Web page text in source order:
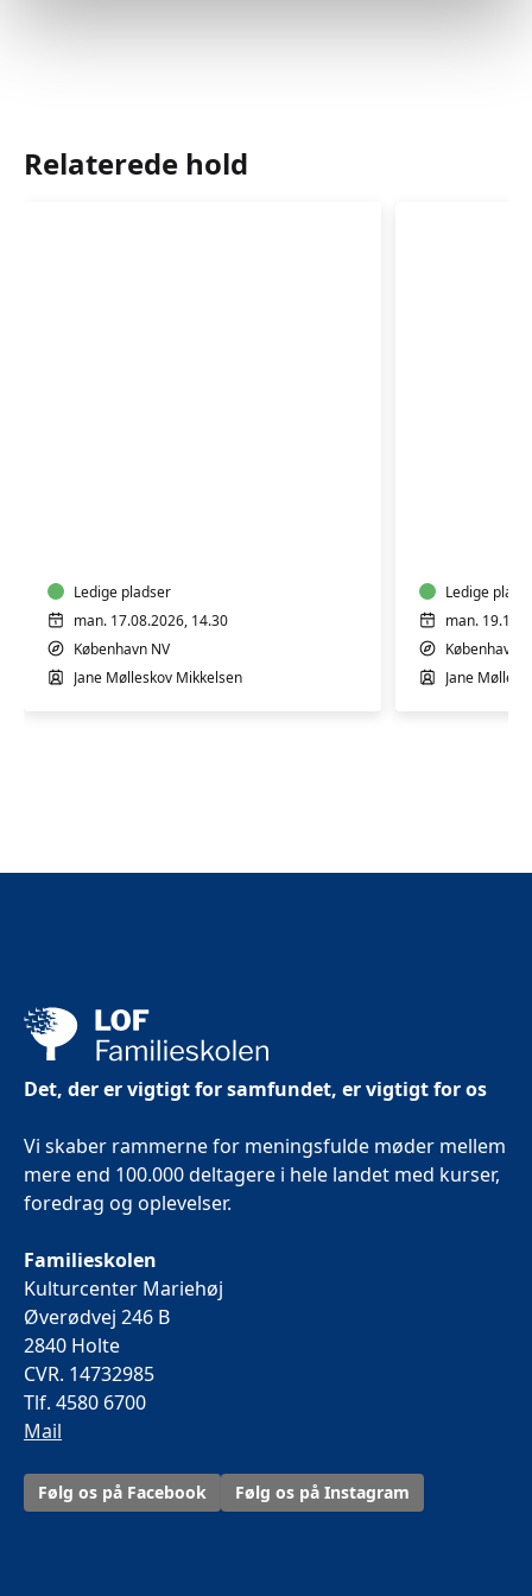
Relaterede hold
Ledige pladser
man. 17.08.2026, 14.30
København NV
Jane Mølleskov Mikkelsen
Ledige
man.
København
Jane
Det, der er vigtigt for samfundet, er vigtigt for os
Vi skaber rammerne for meningsfulde møder mellem
mere end 100.000 deltagere i hele landet med kurser,
foredrag og oplevelser.
Familieskolen
Kulturcenter Mariehøj
Øverødvej 246 B
2840 Holte
CVR. 14732985
Tlf. 4580 6700
Mail
Følg os på Facebook Følg os på Instagram